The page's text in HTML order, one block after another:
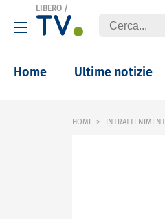
LIBERO /
Home Ultime notizie
HOME